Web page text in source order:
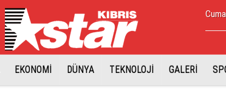
EKONOMİ DÜNYA TEKNOLOJİ GALERİ